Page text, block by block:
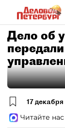
Дело об
17
Читайте